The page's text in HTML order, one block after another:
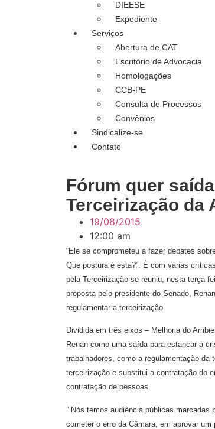
DIEESE
Expediente
Serviços
Abertura de CAT
Escritório de Advocacia
Homologações
CCB-PE
Consulta de Processos
Convênios
Sindicalize-se
Contato
Fórum quer
Terceirização da
19/08/2015
12:00 am
“Ele se comprometeu a fazer debates
Que postura é esta?”. É com várias
pela Terceirização se reuniu, nesta terça-
proposta pelo presidente do Senado,
regulamentar a terceirização.
Dividida em três eixos – Melhoria do
Renan como uma saída para estancar a
trabalhadores, como a regulamentação
terceirização e substitui a contratação do
contratação de pessoas.
” Nós temos audiência públicas
cometer o erro da Câmara, em aprovar